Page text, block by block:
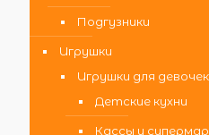
Подгузники
Игрушки
Игрушки для девочек
Детские кухни
Кассы и